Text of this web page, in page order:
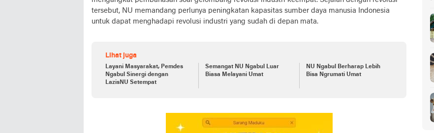
tersebut, NU memandang perlunya peningkatan kapasitas sumber daya manusia Indonesia
untuk dapat menghadapi revolusi industri yang sudah di depan mata.
Lihat juga
Layani Masyarakat, Pemdes
Ngabul Sinergi dengan
LazisNU Setempat
Semangat NU Ngabul Luar
Biasa Melayani Umat
NU Ngabul Berharap Lebih
Bisa Ngrumati Umat